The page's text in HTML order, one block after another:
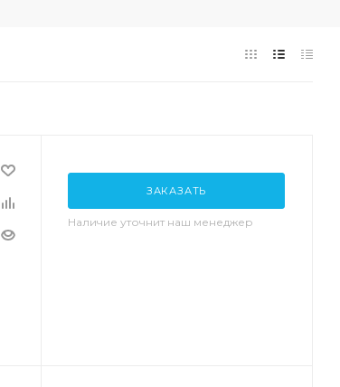
ЗАКАЗАТЬ
Наличие уточнит наш менеджер